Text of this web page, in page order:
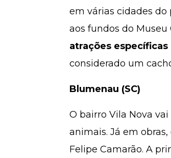
em várias cidades do
aos fundos do Museu
atrações específicas
considerado um
Blumenau (SC)
O bairro Vila Nova
animais. Já em
Felipe Camarão. A